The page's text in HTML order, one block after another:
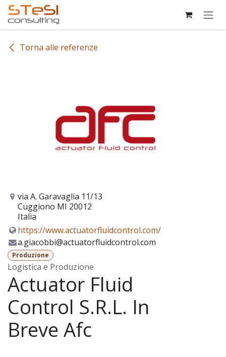
Passa al contenuto
Torna alle referenze
via A. Garavaglia 11/13
Cuggiono MI 20012
Italia
https://www.actuatorfluidcontrol.com/
a.giacobbi@actuatorfluidcontrol.com
Produzione
Logistica e Produzione
Actuator Fluid
Control S.R.L. In
Breve Afc